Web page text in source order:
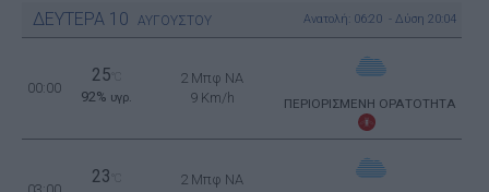
ΔΕΥΤΕΡΑ 10 ΑΥΓΟΥΣΤΟΥ Ανατολή: 06:20 - Δύση 20:04
00:00
25
92% υγρ.
2 Μπφ NA
9 Km/h
ΠΕΡΙΟΡΙΣΜΕΝΗ ΟΡΑΤΟΤΗΤΑ
23
2 Μπφ NA